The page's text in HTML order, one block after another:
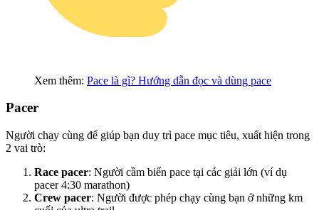
Xem thêm: Pace là gì? Hướng dẫn đọc và dùng pace
Pacer
Người chạy cùng để giúp bạn duy trì pace mục tiêu, xuất hiện trong
2 vai trò:
Race pacer: Người cầm biển pace tại các giải lớn (ví dụ
pacer 4:30 marathon)
Crew pacer: Người được phép chạy cùng bạn ở những km